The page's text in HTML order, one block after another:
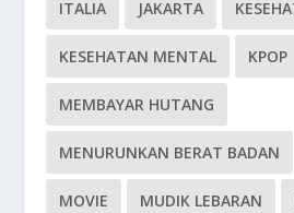
ITALIA JAKARTA
KESEHATAN MENTAL KPOP
MEMBAYAR HUTANG
MENURUNKAN BERAT BADAN
MOVIE MUDIK LEBARAN